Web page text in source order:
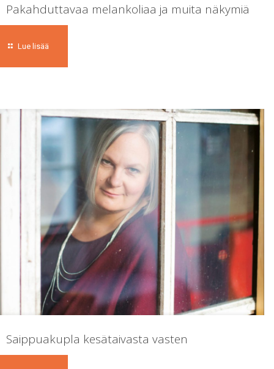
Pakahduttavaa melankoliaa ja muita näkymiä
Lue lisää
Saippuakupla kesätaivasta vasten